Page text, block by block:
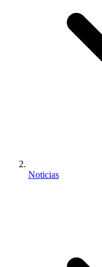
Noticias